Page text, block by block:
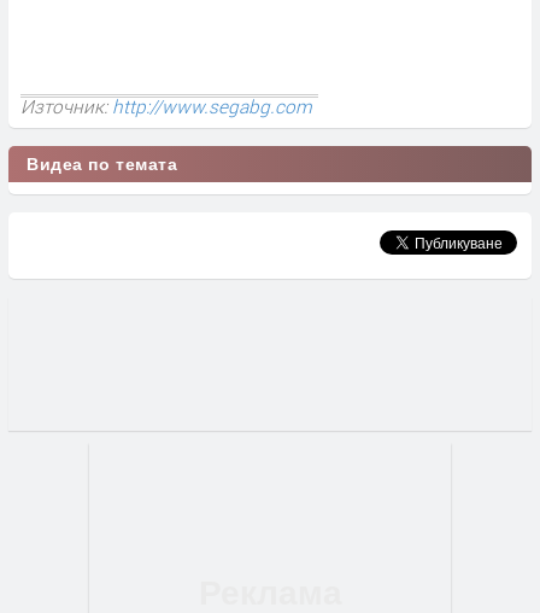
Източник:http://www.segabg.com
Видеа по темата